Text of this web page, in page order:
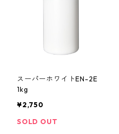
スーパーホワイトEN-2E
1kg
¥2,750
SOLD OUT